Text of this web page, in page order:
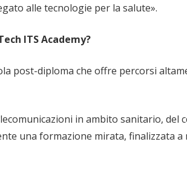
alle tecnologie per la salute».
ITS Academy?
post-diploma che offre percorsi
in ambito sanitario,
una formazione mirata, finalizzata